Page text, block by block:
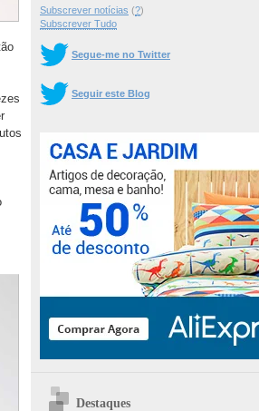
Subscrever notícias (?)
Subscrever Tudo
Segue-me no Twitter
Seguir este Blog
Destaques